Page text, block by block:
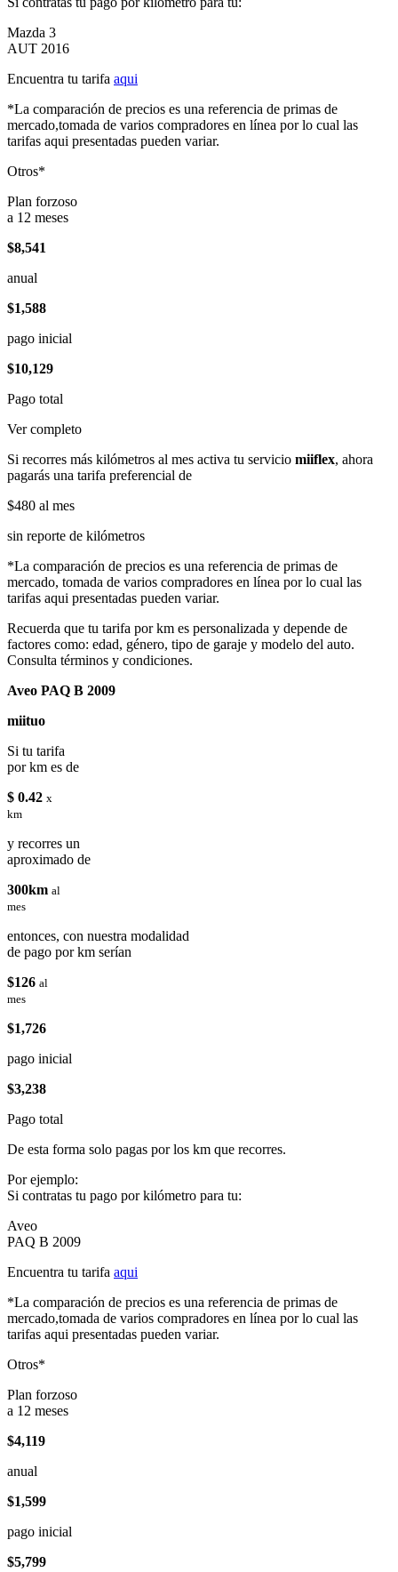
Mazda 3
AUT 2016
Encuentra tu tarifa aqui
*La comparación de precios es una referencia de primas de
mercado,tomada de varios compradores en línea por lo cual las
tarifas aqui presentadas pueden variar.
Otros*
Plan forzoso
a 12 meses
$8,541
anual
$1,588
pago inicial
$10,129
Pago total
Ver completo
Si recorres más kilómetros al mes activa tu servicio miiflex, ahora
pagarás una tarifa preferencial de
$480 al mes
sin reporte de kilómetros
*La comparación de precios es una referencia de primas de
mercado, tomada de varios compradores en línea por lo cual las
tarifas aqui presentadas pueden variar.
Recuerda que tu tarifa por km es personalizada y depende de
factores como: edad, género, tipo de garaje y modelo del auto.
Consulta términos y condiciones.
Aveo PAQ B 2009
miituo
Si tu tarifa
por km es de
$ 0.42 x
km
y recorres un
aproximado de
300km al
mes
entonces, con nuestra modalidad
de pago por km serían
$126 al
mes
$1,726
pago inicial
$3,238
Pago total
De esta forma solo pagas por los km que recorres.
Por ejemplo:
Si contratas tu pago por kilómetro para tu:
Aveo
PAQ B 2009
Encuentra tu tarifa aqui
*La comparación de precios es una referencia de primas de
mercado,tomada de varios compradores en línea por lo cual las
tarifas aqui presentadas pueden variar.
Otros*
Plan forzoso
a 12 meses
$4,119
anual
$1,599
pago inicial
$5,799